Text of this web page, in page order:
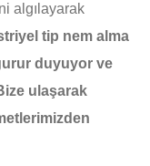
algılayarak
tip nem alma
duyuyor ve
ulaşarak